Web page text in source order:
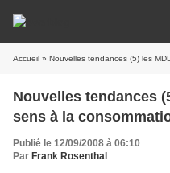
Accueil » Nouvelles tendances (5) les
Nouvelles tendances
sens à la
Publié le 12/09/2008 à 06:10
Par Frank Rosenthal